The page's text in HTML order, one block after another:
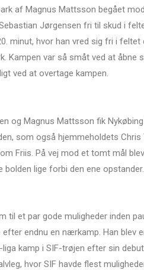
af Magnus Mattsson begået
Jørgensen fri til skud i
minut, hvor han vred sig fri i
Kampen var så småt ved at åbne
ved at overtage kampen.
og Magnus Mattsson fik
som også hjemmeholdets Chris
Friis. På vej mod et tomt mål
lige forbi den ene opstander.
til et par gode muligheder inden
endnu en nærkamp. Han blev
kamp i SIF-trøjen efter sin
hvor SIF havde flest